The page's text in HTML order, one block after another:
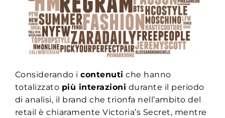
Considerando icontenuti che hanno
totalizzato più interazioni durante il periodo
di analisi, il brand che trionfa nell’ambito del
retail è chiaramente Victoria’s Secret, mentre